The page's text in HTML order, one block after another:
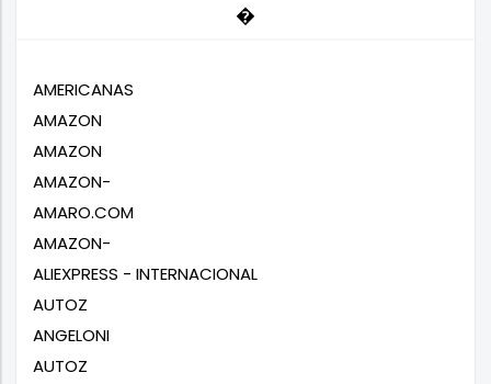
�
AMERICANAS
AMAZON
AMAZON
AMAZON-
AMARO.COM
AMAZON-
ALIEXPRESS - INTERNACIONAL
AUTOZ
ANGELONI
AUTOZ